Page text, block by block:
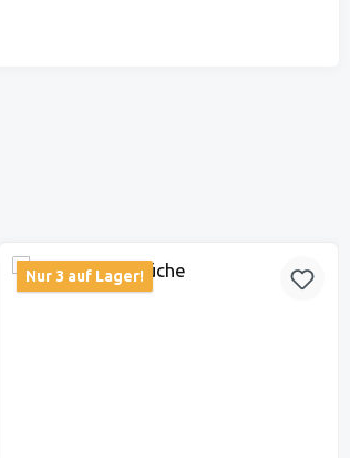
Nur 3 auf Lager!